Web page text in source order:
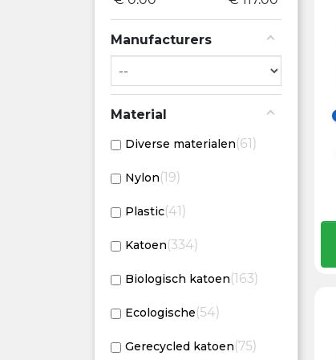
Manufacturers
Material
Diverse materialen 61
Nylon 19
Plastic 41
Katoen 334
Biologisch katoen 163
Ecologische 54
Gerecycled katoen 75